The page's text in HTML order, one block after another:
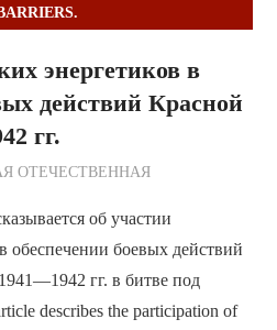
энергетиков в
действий Красной
гг.
по Редакции
ОТЕЧЕСТВЕННАЯ
об участии
обеспечении боевых действий
гг. в битве под
describes the participation of